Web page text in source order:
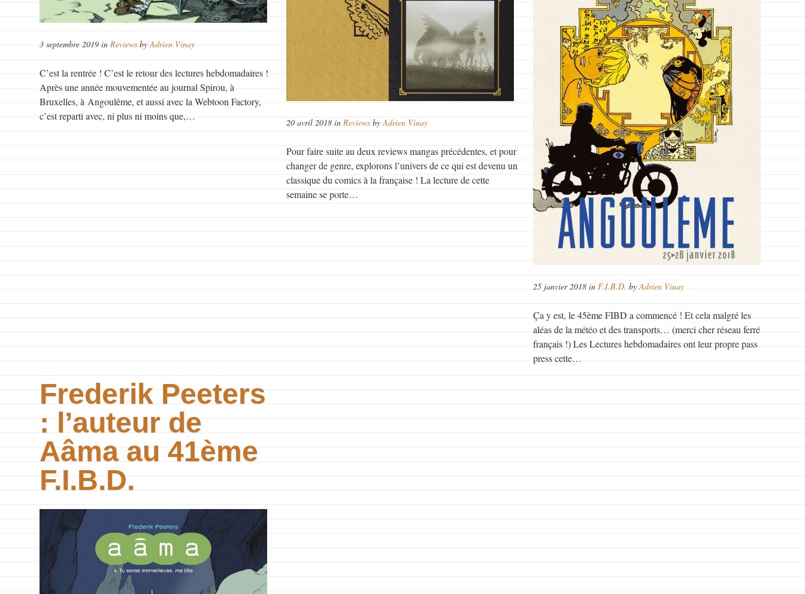
3 septembre 2019 in Reviews byAdrien Vinay
C’est la rentrée ! C’est le retour des lectures hebdomadaires !
Après une année mouvementée au journal Spirou, à
Bruxelles, à Angoulême, et aussi avec la Webtoon Factory,
c’est reparti avec, ni plus ni moins que,…
20 avril 2018 inReviews byAdrien Vinay
Pour faire suite au deux reviews mangas précédentes, et pour
changer de genre, explorons l’univers de ce qui est devenu un
classique du comics à la française ! La lecture de cette
semaine se porte…
25 janvier 2018 inF.I.B.D. byAdrien Vinay
Ça y est, le 45ème FIBD a commencé ! Et cela malgré les
aléas de la météo et des transports… (merci cher réseau ferré
français !) Les Lectures hebdomadaires ont leur propre pass
press cette…
Frederik Peeters
: l’auteur de
Aâma au 41ème
F.I.B.D.